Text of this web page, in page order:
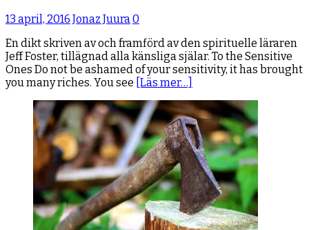
13 april, 2016 Jonaz Juura 0
En dikt skriven av och framförd av den spirituelle läraren
Jeff Foster, tillägnad alla känsliga själar. To the Sensitive
Ones Do not be ashamed of your sensitivity, it has brought
you many riches. You see [Läs mer…]